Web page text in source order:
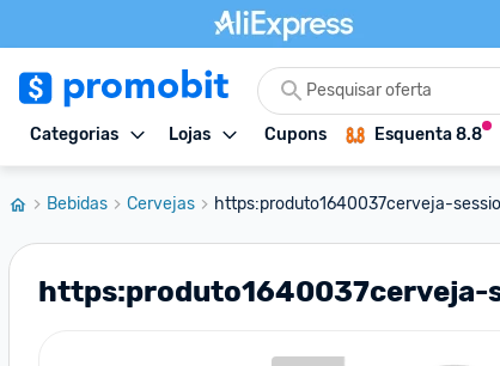
Categorias Lojas Cupons Esquenta 8.8
Bebidas Cervejas https:produto1640037cerveja-